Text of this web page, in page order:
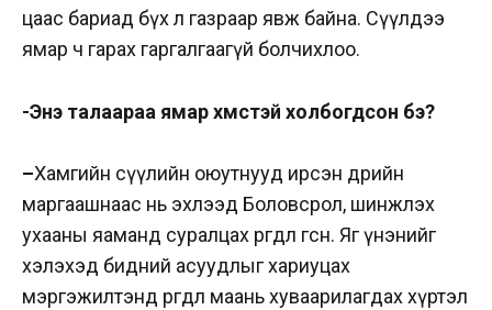
цаас бариад бүх л газраар явж байна. Сүүлдээ
ямар ч гарах гаргалгаагүй болчихлоо.
-Энэ талаараа ямар хүмүүстэй холбогдсон бэ?
–Хамгийн сүүлийн оюутнууд ирсэн өдрийн
маргаашнаас нь эхлээд Боловсрол, шинжлэх
ухааны яаманд суралцах өргөдөл өгсөн. Яг үнэнийг
хэлэхэд бидний асуудлыг хариуцах
мэргэжилтэнд өргөдөл маань хуваарилагдах хүртэл